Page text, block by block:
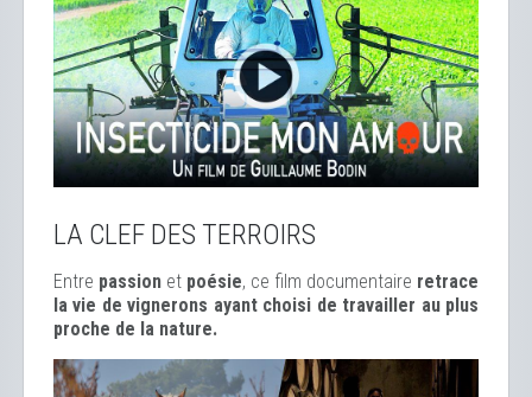
LA CLEF DES TERROIRS
Entre passion et poésie, ce film documentaire retrace
la vie de vignerons ayant choisi de travailler au plus
proche de la nature.